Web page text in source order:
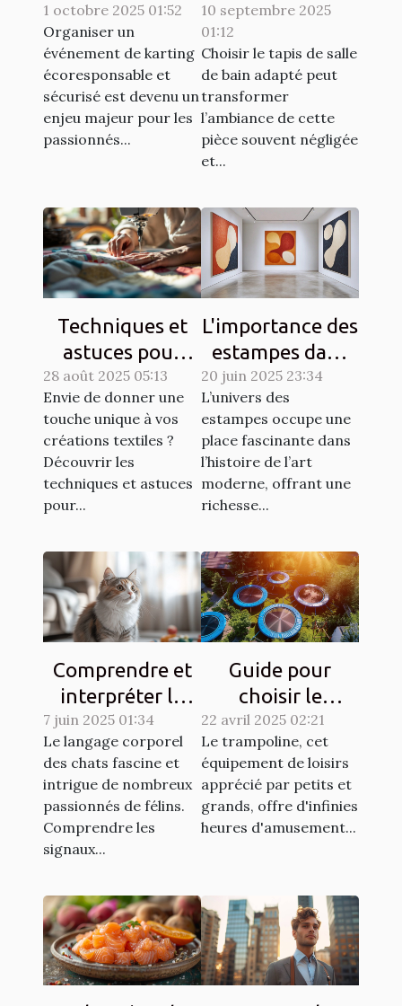
événement de
karting
écoresponsable
et sécurisé?
1 octobre 2025 01:52
Organiser un
événement de karting
écoresponsable et
sécurisé est devenu un
enjeu majeur pour les
passionnés...
de bain idéal
pour votre
espace ?
10 septembre 2025
01:12
Choisir le tapis de salle
de bain adapté peut
transformer
l’ambiance de cette
pièce souvent négligée
et...
Techniques et
astuces pour
matelasser son
propre tissu
28 août 2025 05:13
Envie de donner une
touche unique à vos
créations textiles ?
Découvrir les
techniques et astuces
pour...
L'importance des
estampes dans
l'art moderne
20 juin 2025 23:34
L’univers des
estampes occupe une
place fascinante dans
l’histoire de l’art
moderne, offrant une
richesse...
Comprendre et
interpréter le
langage corporel
des chats
7 juin 2025 01:34
Le langage corporel
des chats fascine et
intrigue de nombreux
passionnés de félins.
Comprendre les
signaux...
Guide pour
choisir le
trampoline idéal
selon l'espace
disponible
22 avril 2025 02:21
Le trampoline, cet
équipement de loisirs
apprécié par petits et
grands, offre d'infinies
heures d'amusement...